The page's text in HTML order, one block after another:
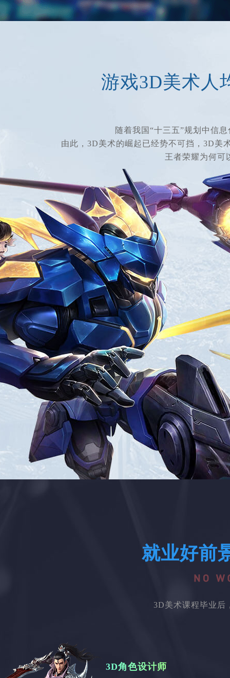
游戏3D美术人
随着我国“十三五”规划中信
由此，3D美术的崛起已经势不可挡，3D美
王者荣耀为何可
就业好前
3D美术课程毕业后
3D角色设计师